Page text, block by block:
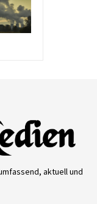
aktuell und